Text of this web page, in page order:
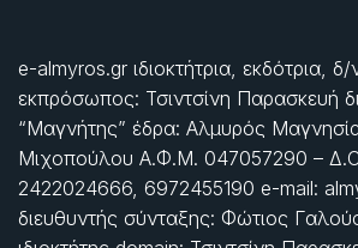
e-almyros.gr ιδιοκτήτρια, εκδότρια, δ/
εκπρόσωπος: Τσιντσίνη Παρασκευή
“Μαγνήτης” έδρα: Αλμυρός
Μιχοπούλου Α.Φ.Μ. 047057290 –
2422024666, 6972455190 e-mail:
διευθυντής σύνταξης: Φώτιος